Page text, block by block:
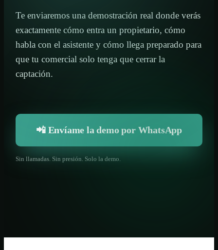
Te enviaremos una demostración real donde verás
exactamente cómo entra un propietario, cómo
habla con el asistente y cómo llega preparado para
que tu comercial solo tenga que cerrar la
captación.
📲 Envíame la demo por WhatsApp
Sin llamadas. Sin presión. Solo la demo.